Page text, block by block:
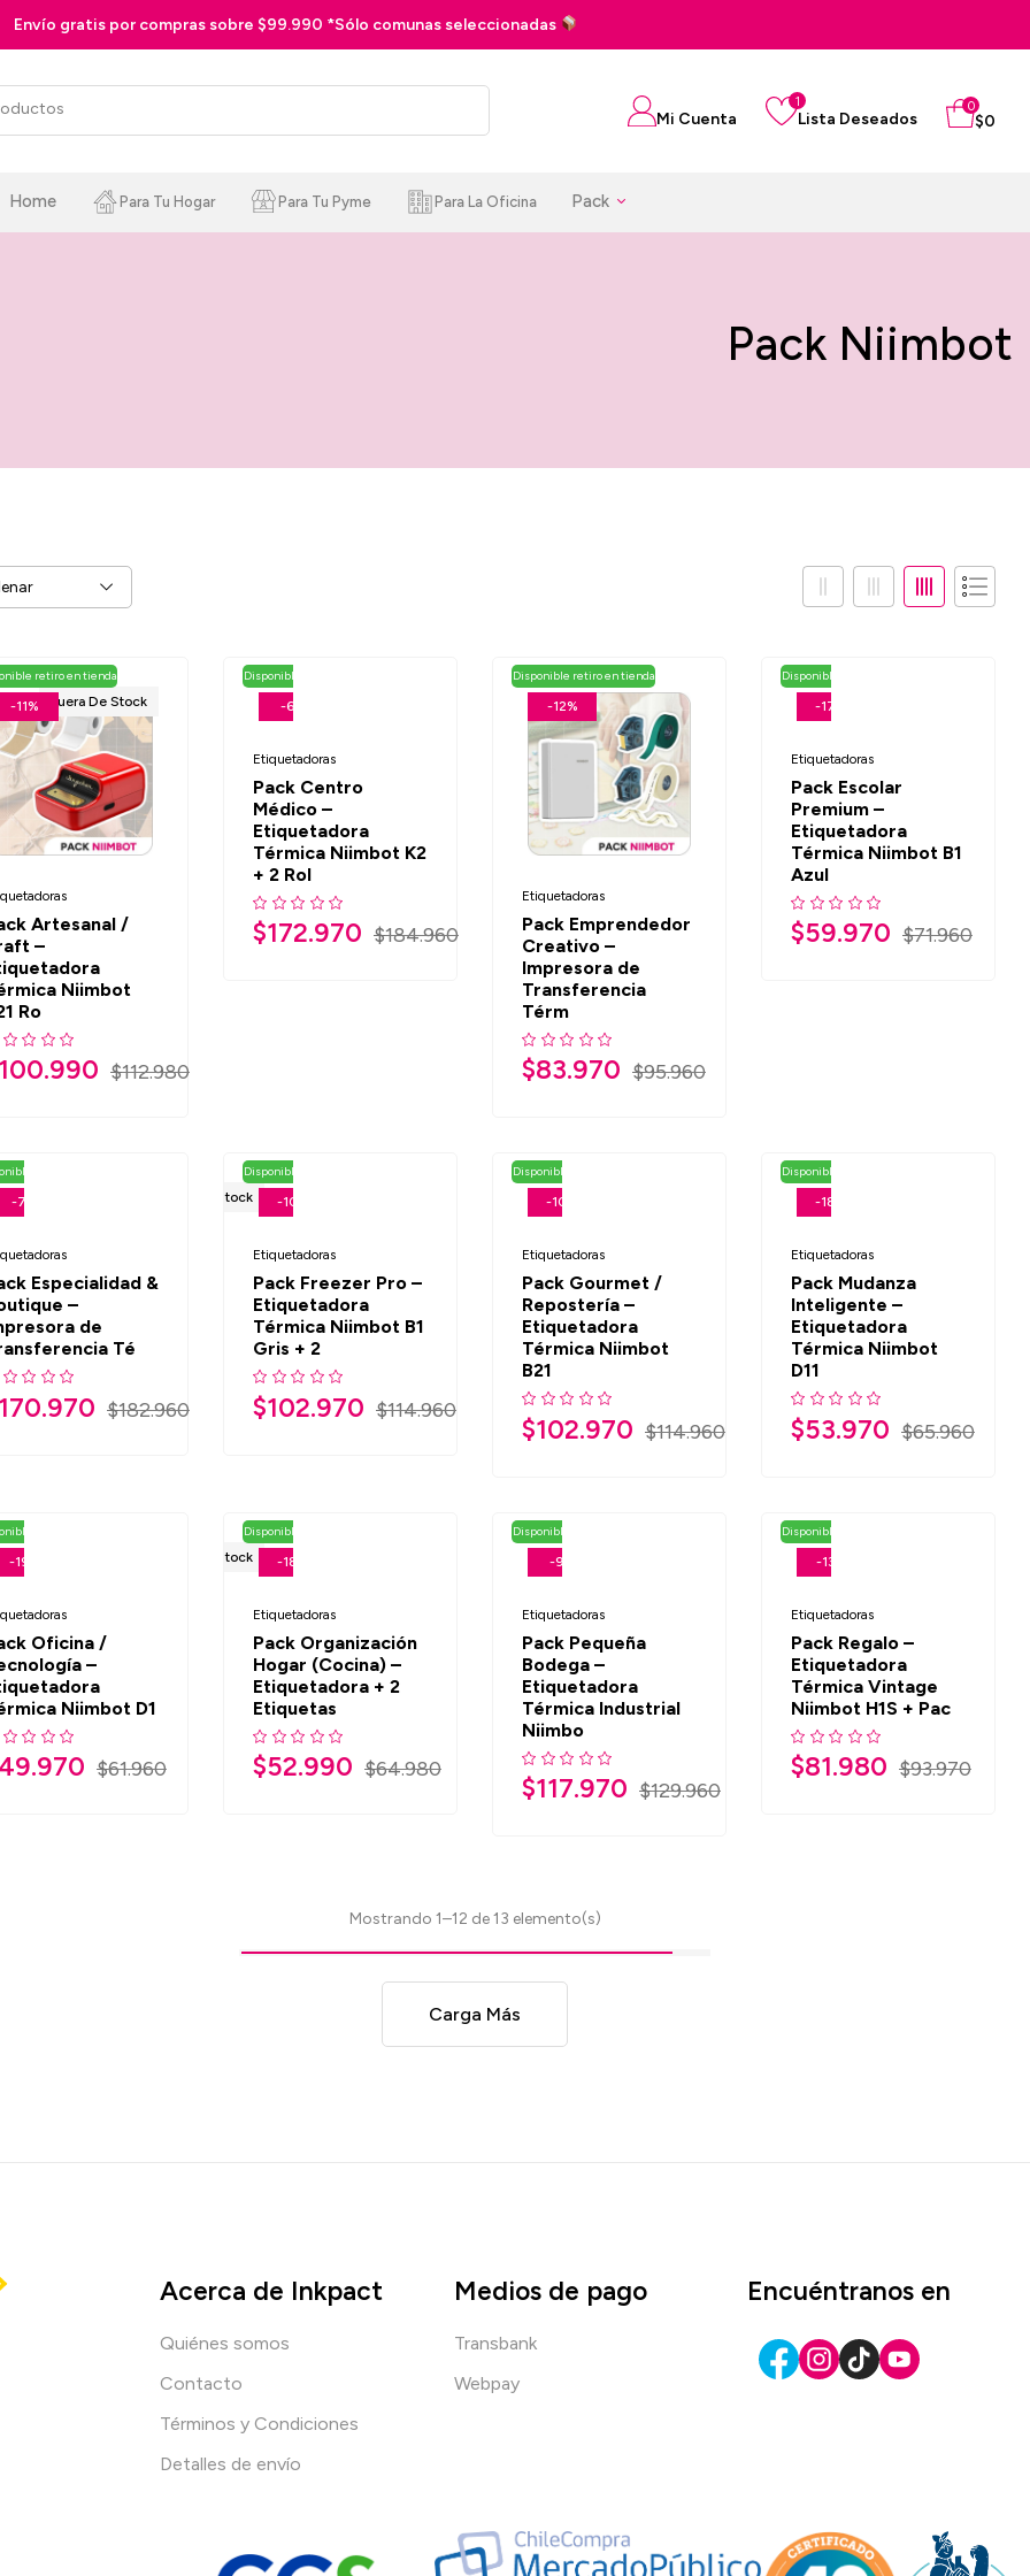
Pago en 3 cuotas sin interés con tus tarjetas de crédito
Mi Cuenta
1
Lista Deseados
0
$0
Home Para Tu Hogar Para Tu Pyme Para La Oficina Pack
Pack Niimbot
-11%
retiro en tienda
Fuera De Stock
Artesanal /
–
Niimbot
Ro
$112.980
100.990
-6%
Disponible retiro en tienda
Etiquetadoras
Pack Centro
Médico –
Etiquetadora
Térmica Niimbot K2
+ 2 Rol
$184.960
$172.970
-12%
Disponible retiro en tienda
Etiquetadoras
Pack Emprendedor
Creativo –
Impresora de
Transferencia
Térm
$95.960
$83.970
-17%
Disponible retiro en tienda
Etiquetadoras
Pack Escolar
Premium –
Etiquetadora
Térmica Niimbot B1
Azul
$71.960
$59.970
-7%
retiro en tienda
Especialidad &
–
de
Té
$182.960
170.970
-10%
Disponible retiro en tienda
Fuera De Stock
Etiquetadoras
Pack Freezer Pro –
Etiquetadora
Térmica Niimbot B1
Gris + 2
$114.960
$102.970
-10%
Disponible retiro en tienda
Etiquetadoras
Pack Gourmet /
Repostería –
Etiquetadora
Térmica Niimbot
B21
$114.960
$102.970
-18%
Disponible retiro en tienda
Etiquetadoras
Pack Mudanza
Inteligente –
Etiquetadora
Térmica Niimbot
D11
$65.960
$53.970
-19%
retiro en tienda
Oficina /
–
Niimbot D1
$61.960
49.970
-18%
Disponible retiro en tienda
Fuera De Stock
Etiquetadoras
Pack Organización
Hogar (Cocina) –
Etiquetadora + 2
Etiquetas
$64.980
$52.990
-9%
Disponible retiro en tienda
Etiquetadoras
Pack Pequeña
Bodega –
Etiquetadora
Térmica Industrial
Niimbo
$129.960
$117.970
-13%
Disponible retiro en tienda
Etiquetadoras
Pack Regalo –
Etiquetadora
Térmica Vintage
Niimbot H1S + Pac
$93.970
$81.980
Mostrando 1–12 de 13 elemento(s)
Carga Más
Acerca de Inkpact
Quiénes somos
Contacto
Términos y Condiciones
Detalles de envío
Medios de pago
Transbank
Webpay
Encuéntranos en